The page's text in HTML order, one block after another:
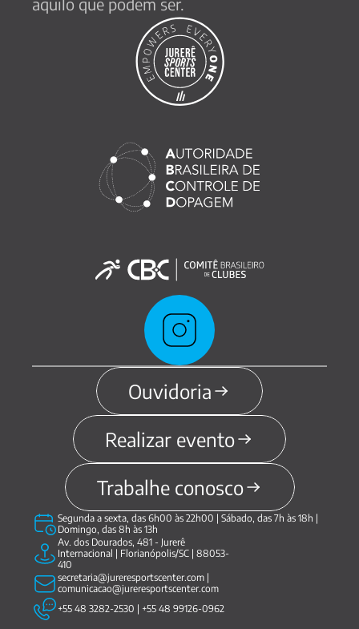
Segunda a sexta, das 6h00 às 22h00 | Sábado, das 7h às 18h |
Domingo, das 8h às 13h
Av. dos Dourados, 481 - Jurerê
Internacional | Florianópolis/SC | 88053-
410
secretaria@jureresportscenter.com |
comunicacao@jureresportscenter.com
+55 48 3282-2530 | +55 48 99126-0962
Ouvidoria
Realizar evento
Trabalhe conosco